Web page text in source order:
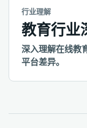
行业理解
教育行业
深入理解在线教
平台差异。